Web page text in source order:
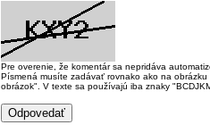
Pre overenie, že komentár sa nepridáva
Písmená musíte zadávať rovnako ako na
obrázok". V texte sa používajú iba znaky